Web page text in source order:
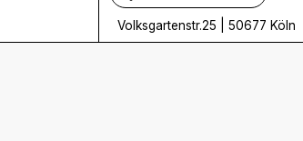
Volksgartenstr.25 50677 Köln